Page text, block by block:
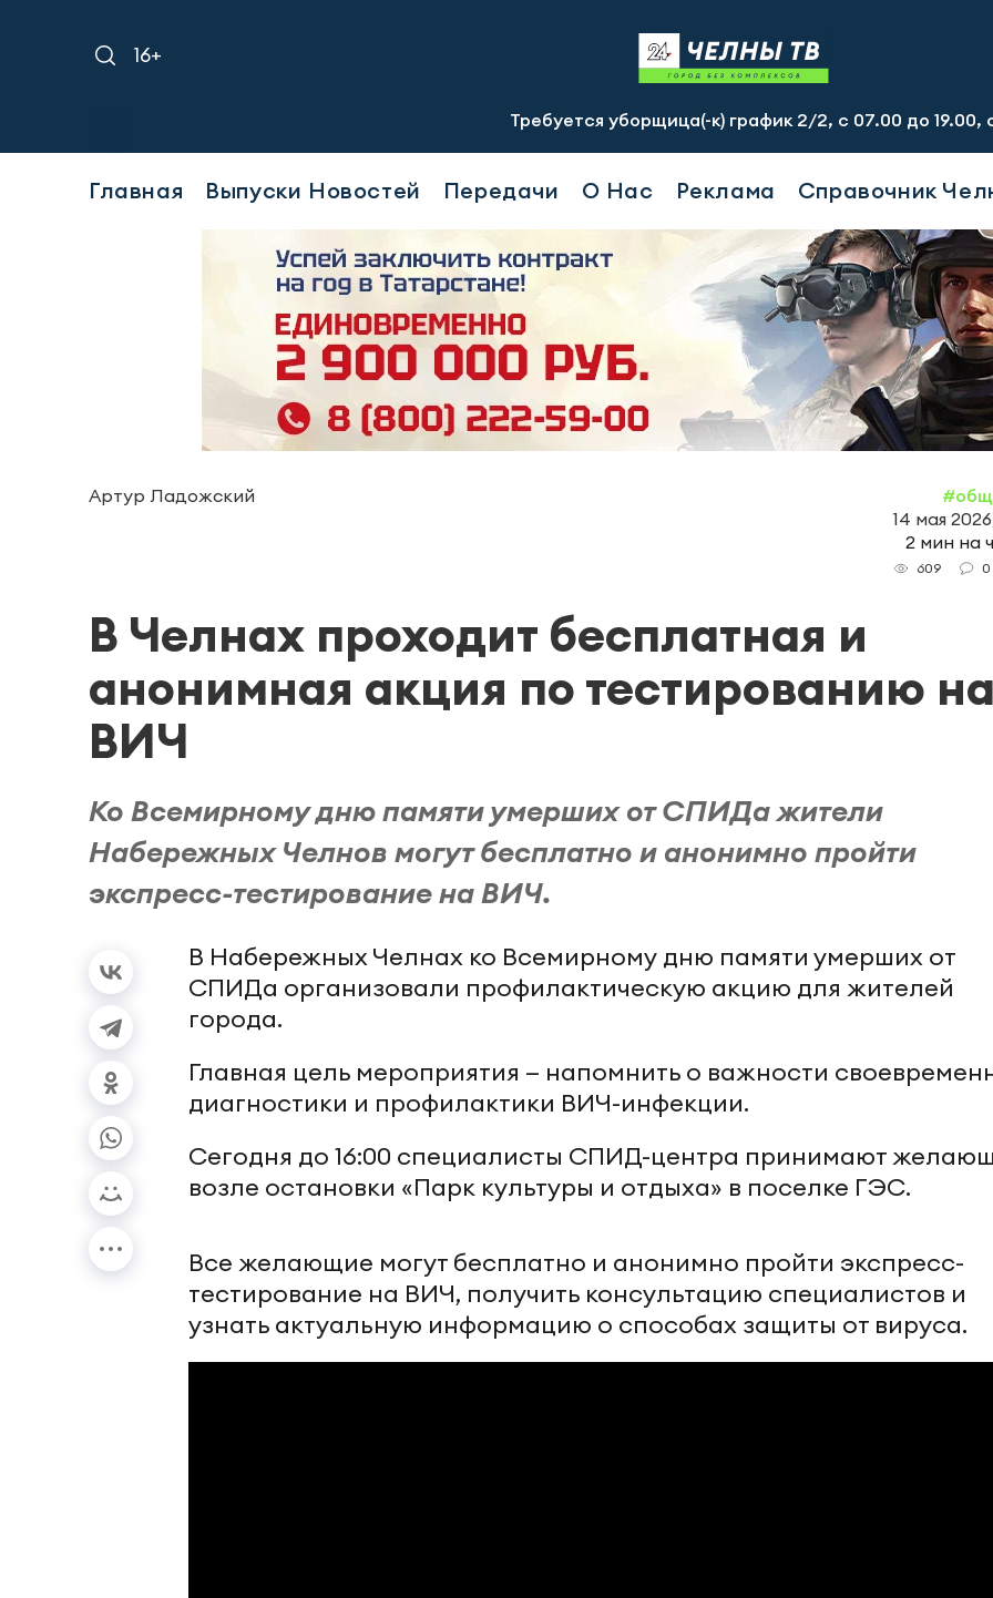
16+
Требуется уборщица(-к) график 2/2, с 07.00 до 19.00, смена -
Главная Выпуски Новостей Передачи О Нас Реклама Справочник
Артур Ладожский
14 мая
2 мин на
609 0
В Челнах проходит бесплатная и
анонимная акция по тестированию
ВИЧ
Ко Всемирному дню памяти умерших от СПИДа жители
Набережных Челнов могут бесплатно и анонимно пройти
экспресс-тестирование на ВИЧ.
В Набережных Челнах ко Всемирному дню памяти умерших от
СПИДа организовали профилактическую акцию для жителей
города.
Главная цель мероприятия — напомнить о важности
диагностики и профилактики ВИЧ-инфекции.
Сегодня до 16:00 специалисты СПИД-центра принимают
возле остановки «Парк культуры и отдыха» в поселке ГЭС.
Все желающие могут бесплатно и анонимно пройти экспресс-
тестирование на ВИЧ, получить консультацию специалистов и
узнать актуальную информацию о способах защиты от вируса.